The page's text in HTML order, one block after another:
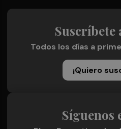
Suscríbete
Todos los días a
¡Quiero
Síguenos